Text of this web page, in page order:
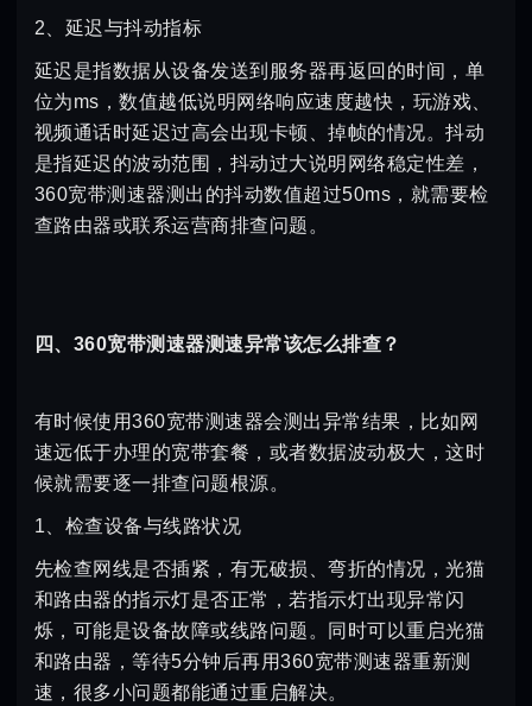
2、延迟与抖动指标
延迟是指数据从设备发送到服务器再返回的时间，单
位为ms，数值越低说明网络响应速度越快，玩游戏、
视频通话时延迟过高会出现卡顿、掉帧的情况。抖动
是指延迟的波动范围，抖动过大说明网络稳定性差，
360宽带测速器测出的抖动数值超过50ms，就需要检
查路由器或联系运营商排查问题。
四、360宽带测速器测速异常该怎么排查？
有时候使用360宽带测速器会测出异常结果，比如网
速远低于办理的宽带套餐，或者数据波动极大，这时
候就需要逐一排查问题根源。
1、检查设备与线路状况
先检查网线是否插紧，有无破损、弯折的情况，光猫
和路由器的指示灯是否正常，若指示灯出现异常闪
烁，可能是设备故障或线路问题。同时可以重启光猫
和路由器，等待5分钟后再用360宽带测速器重新测
速，很多小问题都能通过重启解决。